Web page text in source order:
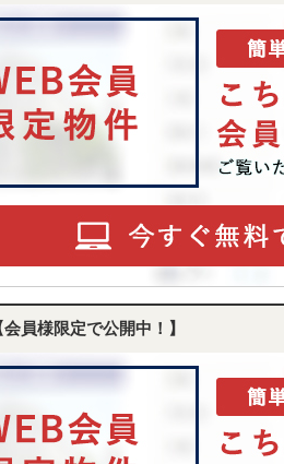
会員様限定で公開中！】